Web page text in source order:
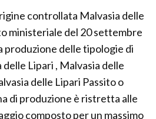
controllata Malvasia delle
ministeriale del 20 settembre
produzione delle tipologie di
Lipari , Malvasia delle
delle Lipari Passito o
di produzione è ristretta alle
composto per un massimo